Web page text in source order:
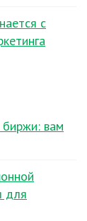
с
вам
для